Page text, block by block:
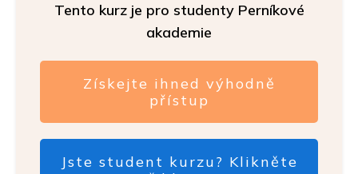
Tento kurz je pro studenty Perníkové
akademie
Získejte ihned výhodně
přístup
Jste student kurzu? Klikněte